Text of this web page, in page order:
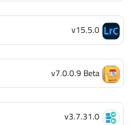
v15.5.0
v7.0.0.9 Beta
v3.7.31.0